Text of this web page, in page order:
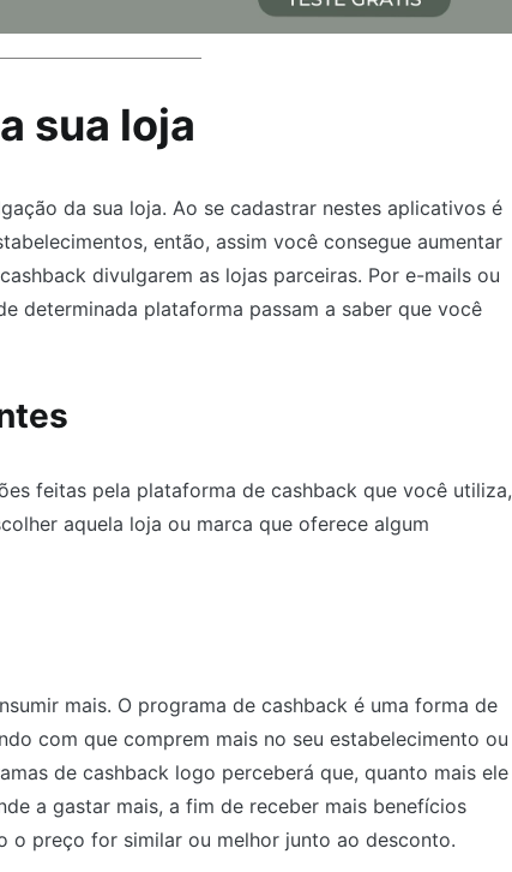
sua loja
da sua loja. Ao se cadastrar nestes aplicativos é
então, assim você consegue aumentar
divulgarem as lojas parceiras. Por e-mails ou
determinada plataforma passam a saber que você
feitas pela plataforma de cashback que você utiliza,
aquela loja ou marca que oferece algum
mais. O programa de cashback é uma forma de
com que comprem mais no seu estabelecimento ou
de cashback logo perceberá que, quanto mais ele
a gastar mais, a fim de receber mais benefícios
o preço for similar ou melhor junto ao desconto.